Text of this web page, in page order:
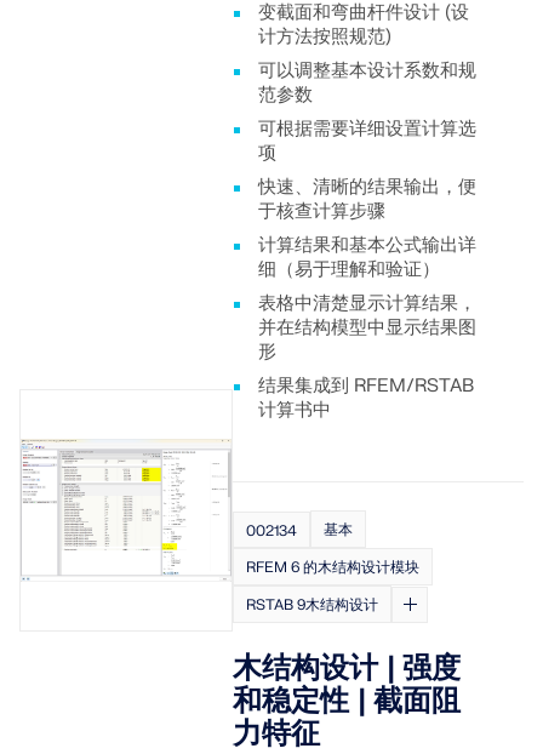
变截面和弯曲杆件设计 (设
计方法按照规范)
可以调整基本设计系数和规
范参数
可根据需要详细设置计算选
项
快速、清晰的结果输出，便
于核查计算步骤
计算结果和基本公式输出详
细（易于理解和验证）
表格中清楚显示计算结果，
并在结构模型中显示结果图
形
结果集成到 RFEM/RSTAB
计算书中
002134
基本
RFEM 6 的木结构设计模块
RSTAB 9木结构设计
木结构设计 | 强度
和稳定性 | 截面阻
力特征